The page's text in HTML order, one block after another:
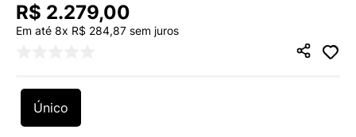
R$ 2.279,00
Em até 8x R$ 284,87 sem juros
Único
6º
SAMBA
º
NEW 530
10º VEJA COUNTRY